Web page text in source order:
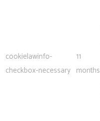
cookielawinfo-
checkbox-necessary
11
months